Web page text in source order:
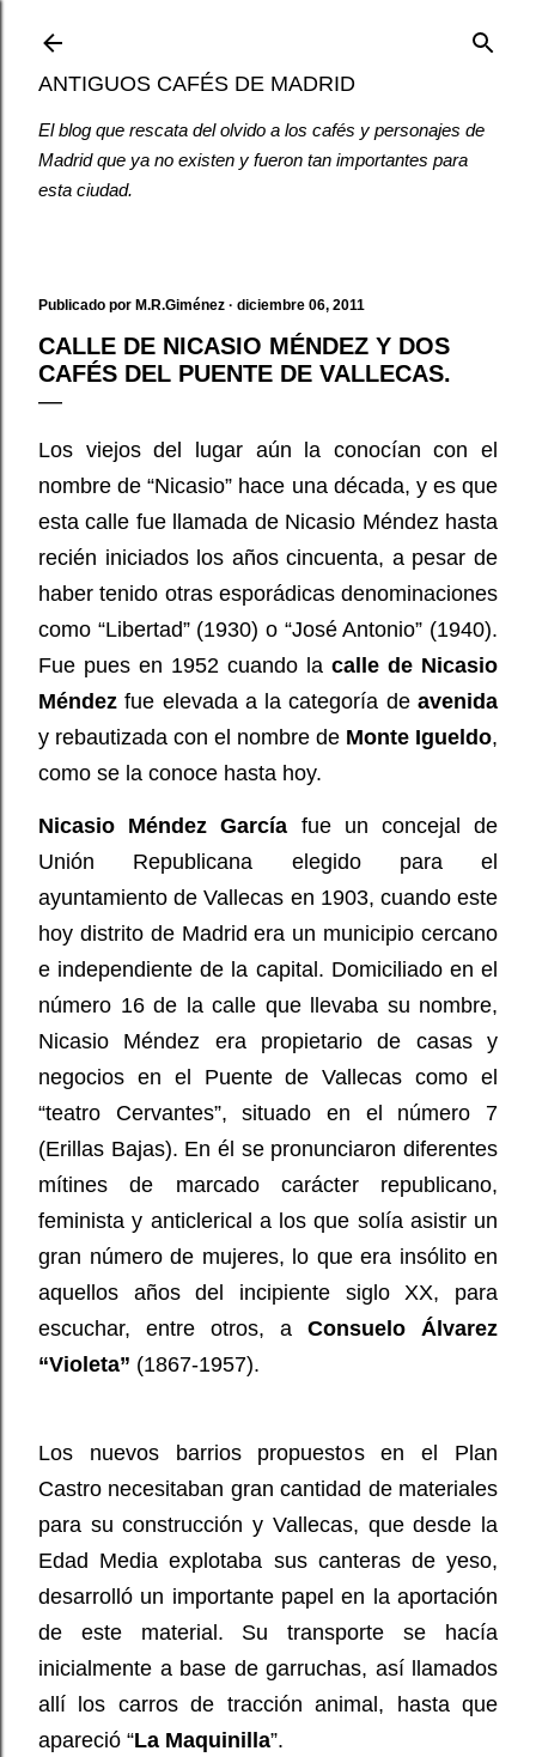
ANTIGUOS CAFÉS DE MADRID
El blog que rescata del olvido a los cafés y personajes de
Madrid que ya no existen y fueron tan importantes para
esta ciudad.
Publicado por M.R.Giménez diciembre 06, 2011
CALLE DE NICASIO MÉNDEZ Y DOS
CAFÉS DEL PUENTE DE VALLECAS.
Los viejos del lugar aún la conocían con el
nombre de “Nicasio” hace una década, y es que
esta calle fue llamada de Nicasio Méndez hasta
recién iniciados los años cincuenta, a pesar de
haber tenido otras esporádicas denominaciones
como “Libertad” (1930) o “José Antonio” (1940).
Fue pues en 1952 cuando la calle de Nicasio
Méndez fue elevada a la categoría de avenida
y rebautizada con el nombre de Monte Igueldo,
como se la conoce hasta hoy.
Nicasio Méndez García fue un concejal de
Unión Republicana elegido para el
ayuntamiento de Vallecas en 1903, cuando este
hoy distrito de Madrid era un municipio cercano
e independiente de la capital. Domiciliado en el
número 16 de la calle que llevaba su nombre,
Nicasio Méndez era propietario de casas y
negocios en el Puente de Vallecas como el
“teatro Cervantes”, situado en el número 7
(Erillas Bajas). En él se pronunciaron diferentes
mítines de marcado carácter republicano,
feminista y anticlerical a los que solía asistir un
gran número de mujeres, lo que era insólito en
aquellos años del incipiente siglo XX, para
escuchar, entre otros, a Consuelo Álvarez
“Violeta” (1867-1957).
Los nuevos barrios propuestos en el Plan
Castro necesitaban gran cantidad de materiales
para su construcción y Vallecas, que desde la
Edad Media explotaba sus canteras de yeso,
desarrolló un importante papel en la aportación
de este material. Su transporte se hacía
inicialmente a base de garruchas, así llamados
allí los carros de tracción animal, hasta que
apareció “La Maquinilla”.